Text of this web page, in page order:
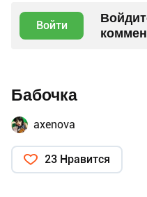
Войти
Бабочка
axenova
23 Нравится